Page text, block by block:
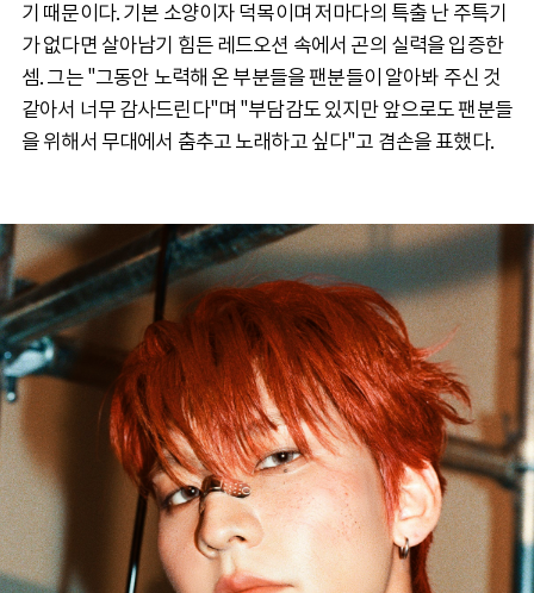
기 때문이다. 기본 소양이자 덕목이며 저마다의 특출 난 주특기
가 없다면 살아남기 힘든 레드오션 속에서 곤의 실력을 입증한
셈. 그는 "그동안 노력해 온 부분들을 팬분들이 알아봐 주신 것
같아서 너무 감사드린다"며 "부담감도 있지만 앞으로도 팬분들
을 위해서 무대에서 춤추고 노래하고 싶다"고 겸손을 표했다.